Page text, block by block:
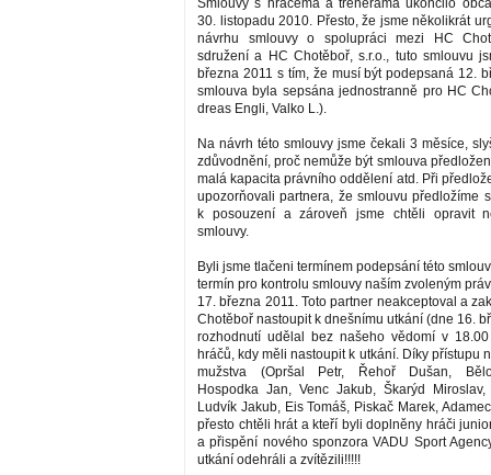
Smlouvy s hráčema a trenerama ukončilo
30. listopadu 2010. Přesto, že jsme několikrát
návrhu smlouvy o spolupráci mezi HC
sdružení a HC Chotěboř, s.r.o., tuto smlouvu
března 2011 s tím, že musí být podepsaná 12.
smlouva byla sepsána jednostranně pro HC
dreas Engli, Valko L.).
Na návrh této smlouvy jsme čekali 3 měsíce,
zdůvodnění, proč nemůže být smlouva
malá kapacita právního oddělení atd. Při
upozorňovali partnera, že smlouvu předložíme
k posouzení a zároveň jsme chtěli opravit
smlouvy.
Byli jsme tlačeni termínem podepsání této
termín pro kontrolu smlouvy naším zvoleným
17. března 2011. Toto partner neakceptoval a
Chotěboř nastoupit k dnešnímu utkání (dne 16.
rozhodnutí udělal bez našeho vědomí v
hráčů, kdy měli nastoupit k utkání. Díky přístupu
mužstva (Opršal Petr, Řehoř Dušan,
Hospodka Jan, Venc Jakub, Škarýd
Ludvík Jakub, Eis Tomáš, Piskač Marek,
přesto chtěli hrát a kteří byli doplněny hráči
a přispění nového sponzora VADU Sport
utkání odehráli a zvítězili!!!!!